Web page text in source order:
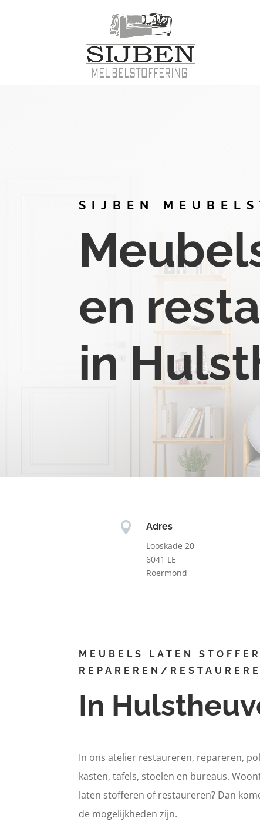
SIJBEN
en
in

Adres
Looskade 20
6041 LE
Roermond
MEUBELS LATEN
REPAREREN/
In
In ons atelier restaureren, repareren,
kasten, tafels, stoelen en bureaus.
laten stofferen of restaureren? Dan
de mogelijkheden zijn.